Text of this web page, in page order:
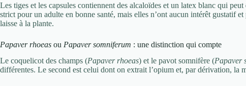
Les tiges et les capsules contiennent des alcaloïdes et un latex blanc qui
strict pour un adulte en bonne santé, mais elles n’ont aucun intérêt gustatif
laisse à la plante.
Papaver rhoeas ou Papaver somniferum : une distinction qui compte
Le coquelicot des champs (Papaver rhoeas) et le pavot somnifère (Papaver
différentes. Le second est celui dont on extrait l’opium et, par dérivation, la